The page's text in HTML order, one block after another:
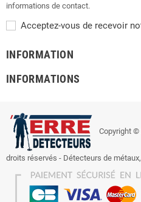
informations de contact.
Acceptez-vous de recevoir
INFORMATION
INFORMATIONS
Copyright ©
droits réservés - Détecteurs de